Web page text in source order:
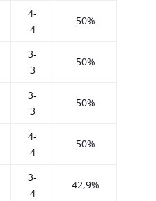
4-
4
50%
3-
3
50%
3-
3
50%
4-
4
50%
3-
4
42,9%